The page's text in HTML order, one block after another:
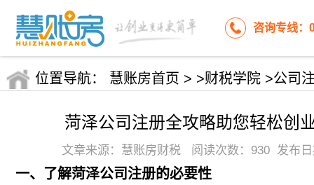
咨询专线：
位置导航： 慧账房首页 > >财税学院 >公司
菏泽公司注册全攻略助您轻松创
文章来源：慧账房财税 阅读次数：930 发布日
一、了解菏泽公司注册的必要性